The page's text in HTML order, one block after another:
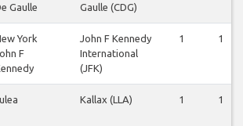
Gaulle
Gaulle (CDG)
York
F
John F Kennedy
International
(JFK)
1 1
Kallax (LLA) 1 1